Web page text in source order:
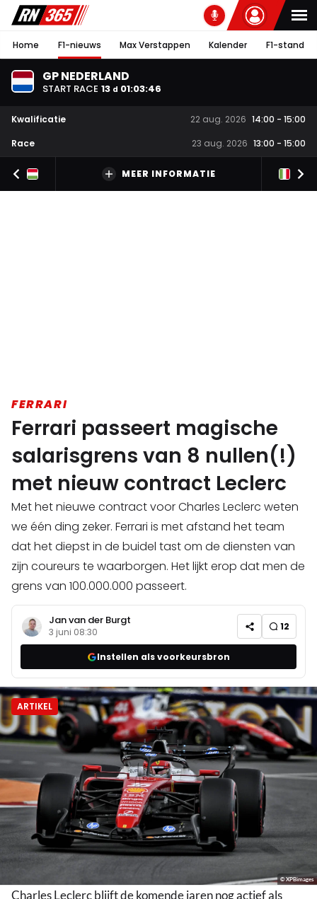
Home F1-nieuws Max Verstappen Kalender F1-stand
GP NEDERLAND
START RACE 13 d 01:03:46
Kwalificatie 22 aug. 2026 14:00 - 15:00
Race
23 aug. 2026 13:00 - 15:00
MEER INFORMATIE
FERRARI
Ferrari passeert magische
salarisgrens van 8 nullen(!)
met nieuw contract Leclerc
Met het nieuwe contract voor Charles Leclerc weten
we één ding zeker. Ferrari is met afstand het team
dat het diepst in de buidel tast om de diensten van
zijn coureurs te waarborgen. Het lijkt erop dat men de
grens van 100.000.000 passeert.
Jan van der Burgt
3 juni 08:30 12
Instellen als voorkeursbron
ARTIKEL
© XPBimages
Charles Leclerc blijft de komende jaren nog actief als